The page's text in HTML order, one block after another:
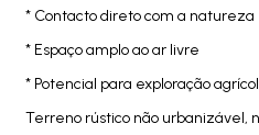
* Contacto direto com a natureza
* Espaço amplo ao ar livre
* Potencial para exploração
Terreno rústico não urbanizável,